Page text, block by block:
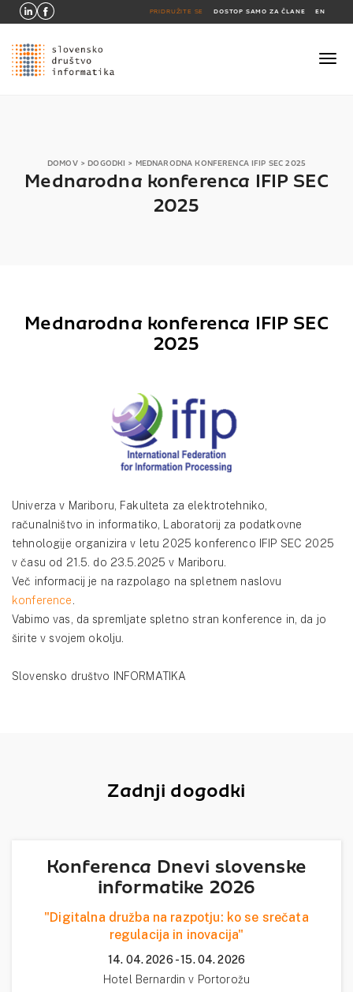
PRIDRUŽITE SE DOSTOP SAMO ZA ČLANE EN
DOMOV> DOGODKI > MEDNARODNA KONFERENCA IFIP SEC 2025
Mednarodna konferenca IFIP SEC
2025
Mednarodna konferenca IFIP SEC
2025
Univerza v Mariboru, Fakulteta za elektrotehniko,
računalništvo in informatiko, Laboratorij za podatkovne
tehnologije organizira v letu 2025 konferenco IFIP SEC 2025
v času od 21.5. do 23.5.2025 v Mariboru.
Več informacij je na razpolago na spletnem naslovu
konference.
Vabimo vas, da spremljate spletno stran konference in, da jo
širite v svojem okolju.
Slovensko društvo INFORMATIKA
Zadnji dogodki
Konferenca Dnevi slovenske
informatike 2026
"Digitalna družba na razpotju: ko se srečata
regulacija in inovacija"
14. 04. 2026 - 15. 04. 2026
Hotel Bernardin v Portorožu